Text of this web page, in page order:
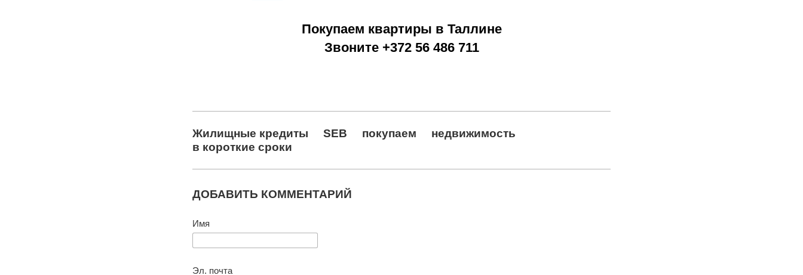
Покупаем квартиры в Таллине
Звоните +372 56 486 711
Жилищные кредиты SEB покупаем
недвижимость
в короткие сроки
ДОБАВИТЬ КОММЕНТАРИЙ
Имя
Эл. почта